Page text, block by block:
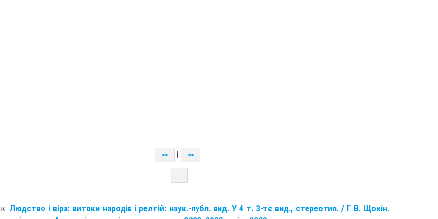
<< >>
↑
Людство і віра: витоки народів і релігій: наук.-публ. вид. У 4 т. 3-тє вид., стереотип. / Г. В. Щокін.